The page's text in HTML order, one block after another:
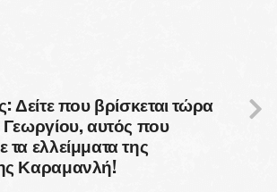
Δείτε που βρίσκεται τώρα
αυτός που
ελλείμματα της
Καραμανλή!